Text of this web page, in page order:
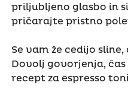
priljubljeno glasbo in
pričarajte pristno
Se vam že cedijo
Dovolj govorjenja, čas
recept za espresso